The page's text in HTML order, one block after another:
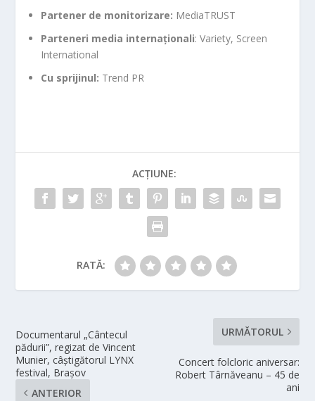
Partener de monitorizare: MediaTRUST
Parteneri media internaționali: Variety, Screen
International
Cu sprijinul: Trend PR
ACȚIUNE:
RATĂ:
Documentarul „Cântecul
pădurii”, regizat de Vincent
Munier, câștigătorul LYNX
festival, Brașov
ANTERIOR
URMĂTORUL
Concert folcloric aniversar:
Robert Târnăveanu – 45 de
ani